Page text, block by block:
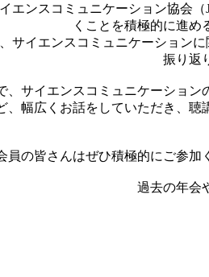
エンスコミュニケーション協会
くことを積極的に進め
サイエンスコミュニケーション
振り返
、サイエンスコミュニケーショ
、幅広くお話をしていただき、
員の皆さんはぜひ積極的にご参加
過去の年会